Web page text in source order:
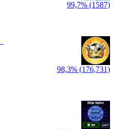
99,7% (1587)
98,3% (176,731)